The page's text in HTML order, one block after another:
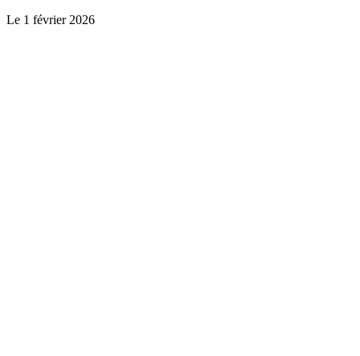
Le 1 février 2026